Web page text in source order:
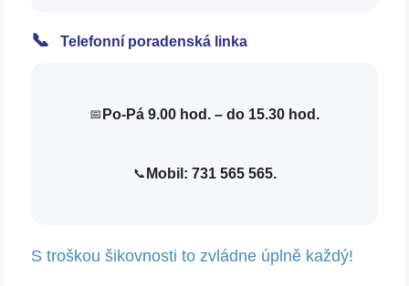
📞 Telefonní poradenská linka
📅 Po-Pá 9.00 hod. – do 15.30 hod.
📞 Mobil: 731 565 565.
S troškou šikovnosti to zvládne úplně každý!